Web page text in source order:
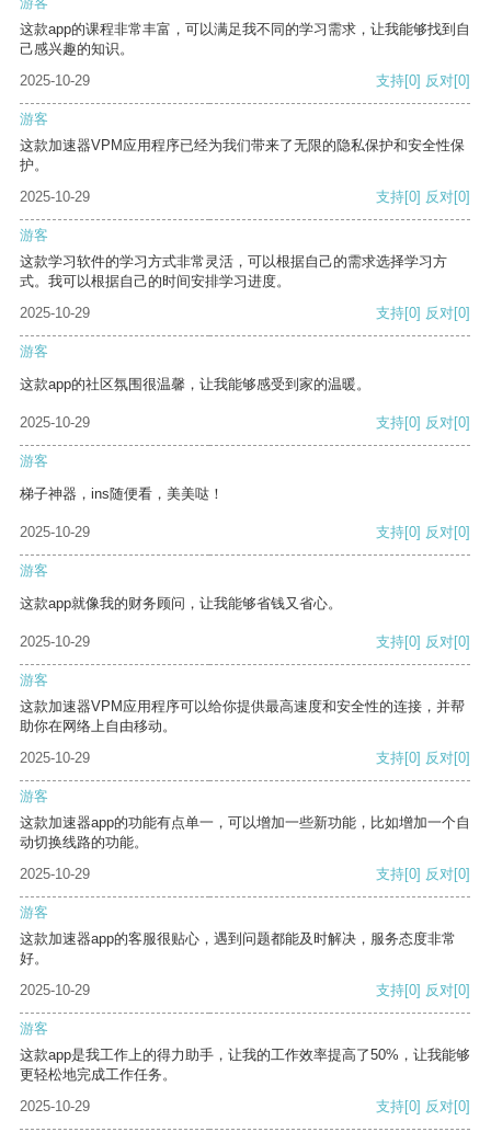
这款app的课程非常丰富，可以满足我不同的学习需求，让我能够找到自
己感兴趣的知识。
2025-10-29
支持[0] 反对[0]
游客
这款加速器VPM应用程序已经为我们带来了无限的隐私保护和安全性保
护。
2025-10-29
支持[0] 反对[0]
游客
这款学习软件的学习方式非常灵活，可以根据自己的需求选择学习方
式。我可以根据自己的时间安排学习进度。
2025-10-29
支持[0] 反对[0]
游客
这款app的社区氛围很温馨，让我能够感受到家的温暖。
2025-10-29 支持[0] 反对[0]
游客
梯子神器，ins随便看，美美哒！
2025-10-29 支持[0] 反对[0]
游客
这款app就像我的财务顾问，让我能够省钱又省心。
2025-10-29 支持[0] 反对[0]
游客
这款加速器VPM应用程序可以给你提供最高速度和安全性的连接，并帮
助你在网络上自由移动。
2025-10-29
支持[0] 反对[0]
游客
这款加速器app的功能有点单一，可以增加一些新功能，比如增加一个自
动切换线路的功能。
2025-10-29
支持[0] 反对[0]
游客
这款加速器app的客服很贴心，遇到问题都能及时解决，服务态度非常
好。
2025-10-29
支持[0] 反对[0]
游客
这款app是我工作上的得力助手，让我的工作效率提高了50%，让我能够
更轻松地完成工作任务。
2025-10-29
支持[0] 反对[0]